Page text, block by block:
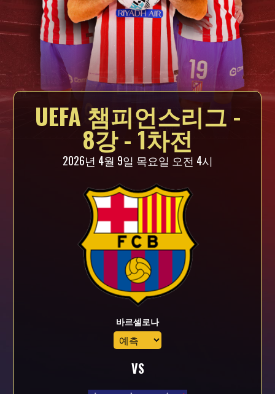
UEFA 챔피언스리그 -
8강 - 1차전
2026년 4월 9일 목요일 오전 4시
바르셀로나
VS